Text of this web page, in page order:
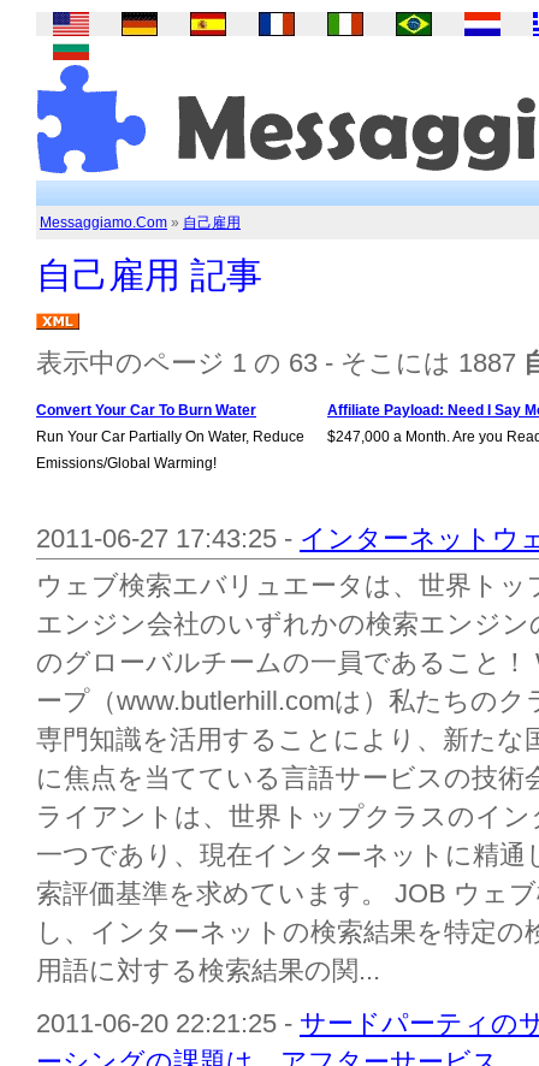
Messaggiamo.Com » 自己雇用
自己雇用 記事
表示中のページ 1 の 63 - そこには 1887
Convert Your Car To Burn Water
Run Your Car Partially On Water, Reduce
Emissions/Global Warming!
Affiliate Payload: Need I Say
$247,000 a Month. Are you
2011-06-27 17:43:25 - インターネットウ
ウェブ検索エバリュエータは、世界ト
エンジン会社のいずれかの検索エンジ
のグローバルチームの一員であること
ープ（www.butlerhill.comは）私たちの
専門知識を活用することにより、新たな
に焦点を当てている言語サービスの技
ライアントは、世界トップクラスのイ
一つであり、現在インターネットに精
索評価基準を求めています。 JOB ウェ
し、インターネットの検索結果を特定
用語に対する検索結果の関...
2011-06-20 22:21:25 - サードパーティの